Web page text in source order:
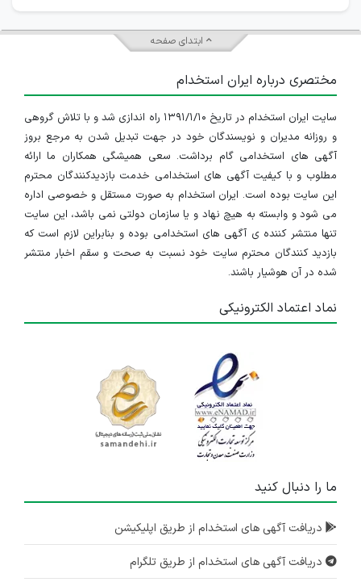
ابتدای صفحه
مختصری درباره ایران استخدام
سایت ایران استخدام در تاریخ ۱۳۹۱/۱/۱۰ راه اندازی شد و با تلاش گروهی
و روزانه مدیران و نویسندگان خود در جهت تبدیل شدن به مرجع بروز
آگهی های استخدامی گام برداشت. سعی همیشگی همکاران ما ارائه
مطلوب و با کیفیت آگهی های استخدامی خدمت بازدیدکنندگان محترم
این سایت بوده است. ایران استخدام به صورت مستقل و خصوصی اداره
می شود و وابسته به هیچ نهاد و یا سازمان دولتی نمی باشد، این سایت
تنها منتشر کننده ی آگهی های استخدامی بوده و بنابراین لازم است که
بازدید کنندگان محترم سایت خود نسبت به صحت و سقم اخبار منتشر
شده در آن هوشیار باشند.
نماد اعتماد الکترونیکی
ما را دنبال کنید
دریافت آگهی های استخدام از طریق اپلیکیشن
دریافت آگهی های استخدام از طریق تلگرام